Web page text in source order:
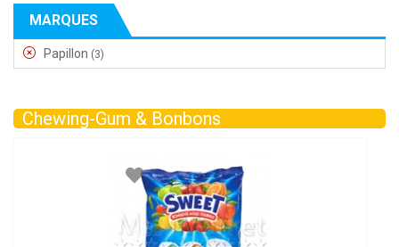
MARQUES
Papillon (3)
Chewing-Gum & Bonbons